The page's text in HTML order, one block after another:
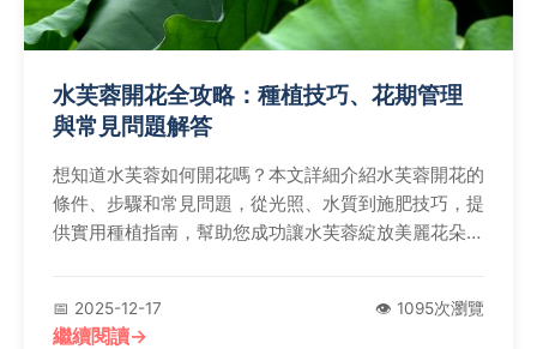
水芙蓉開花全攻略：種植技巧、花期管理
與常見問題解答
想知道水芙蓉如何開花嗎？本文詳細介紹水芙蓉開花的
條件、步驟和常見問題，從光照、水質到施肥技巧，提
供實用種植指南，幫助您成功讓水芙蓉綻放美麗花朵，
📅 2025-12-17 👁️ 1095次瀏覽
繼續閱讀